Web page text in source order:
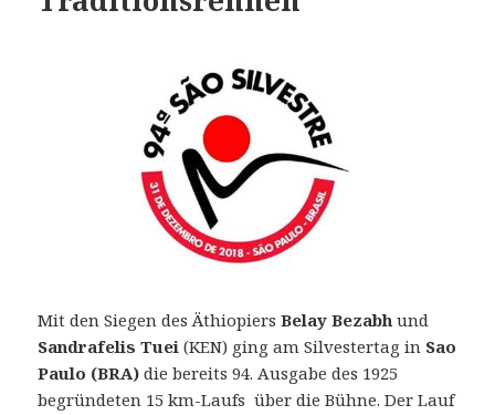
Mit den Siegen des ÄthiopiersBelay Bezabh und
Sandrafelis Tuei (KEN) ging am Silvestertag in Sao
Paulo (BRA) die bereits 94. Ausgabe des 1925
begründeten 15 km-Laufs über die Bühne.Der Lauf